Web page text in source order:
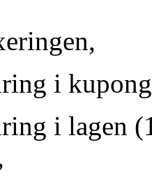
i
i lagen